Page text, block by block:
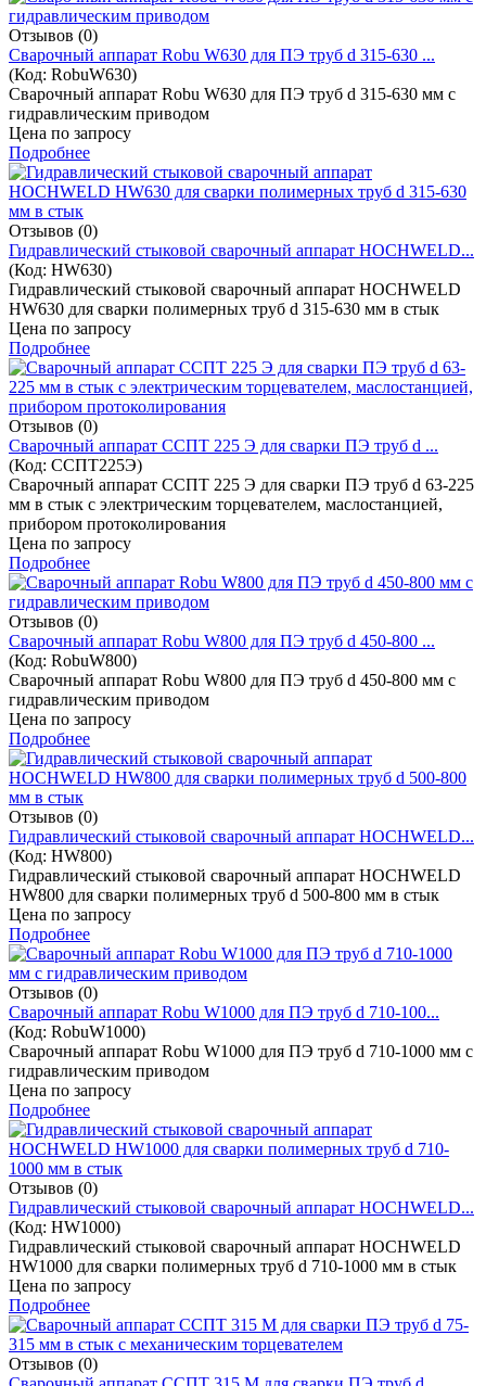
Отзывов (0)
Cварочный аппарат Robu W630 для ПЭ труб d 315-630 ...
(Код: RobuW630)
Cварочный аппарат Robu W630 для ПЭ труб d 315-630 мм с
гидравлическим приводом
Цена по запросу
Подробнее
Отзывов (0)
Гидравлический стыковой сварочный аппарат HOCHWELD...
(Код: HW630)
Гидравлический стыковой сварочный аппарат HOCHWELD
HW630 для сварки полимерных труб d 315-630 мм в стык
Цена по запросу
Подробнее
Отзывов (0)
Cварочный аппарат ССПТ 225 Э для сварки ПЭ труб d ...
(Код: ССПТ225Э)
Cварочный аппарат ССПТ 225 Э для сварки ПЭ труб d 63-225
мм в стык с электрическим торцевателем, маслостанцией,
прибором протоколирования
Цена по запросу
Подробнее
Отзывов (0)
Cварочный аппарат Robu W800 для ПЭ труб d 450-800 ...
(Код: RobuW800)
Cварочный аппарат Robu W800 для ПЭ труб d 450-800 мм с
гидравлическим приводом
Цена по запросу
Подробнее
Отзывов (0)
Гидравлический стыковой сварочный аппарат HOCHWELD...
(Код: HW800)
Гидравлический стыковой сварочный аппарат HOCHWELD
HW800 для сварки полимерных труб d 500-800 мм в стык
Цена по запросу
Подробнее
Отзывов (0)
Cварочный аппарат Robu W1000 для ПЭ труб d 710-100...
(Код: RobuW1000)
Cварочный аппарат Robu W1000 для ПЭ труб d 710-1000 мм с
гидравлическим приводом
Цена по запросу
Подробнее
Отзывов (0)
Гидравлический стыковой сварочный аппарат HOCHWELD...
(Код: HW1000)
Гидравлический стыковой сварочный аппарат HOCHWELD
HW1000 для сварки полимерных труб d 710-1000 мм в стык
Цена по запросу
Подробнее
Отзывов (0)